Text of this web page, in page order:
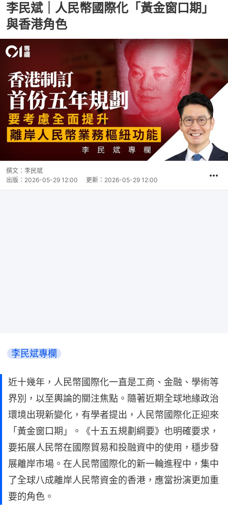
李民斌｜人民幣國際化「黃金窗口期」
與香港角色
撰文： 李民斌
出版： 2026-05-29 12:00 更新： 2026-05-29 12:00
李民斌專欄
近十幾年，人民幣國際化一直是工商、金融、學術等
界別，以至輿論的關注焦點。隨著近期全球地緣政治
環境出現新變化，有學者提出，人民幣國際化正迎來
「黃金窗口期」。《十五五規劃綱要》也明確要求，
要拓展人民幣在國際貿易和投融資中的使用，穩步發
展離岸市場。在人民幣國際化的新一輪進程中，集中
了全球八成離岸人民幣資金的香港，應當扮演更加重
要的角色。